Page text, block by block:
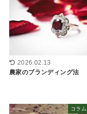
2026.02.13
農家のブランディング法
コラ